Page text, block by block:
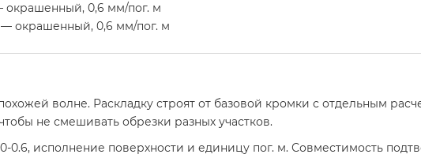
окрашенный, 0,6 мм/пог. м
окрашенный, 0,6 мм/пог. м
волне. Раскладку строят от базовой кромки с отдельным
не смешивать обрезки разных участков.
исполнение поверхности и единицу пог. м. Совместимость